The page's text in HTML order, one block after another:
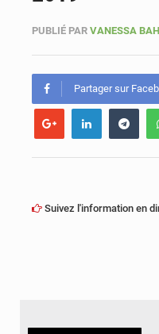
PUBLIÉ PAR VANESSA
Partager sur
Suivez l'information en